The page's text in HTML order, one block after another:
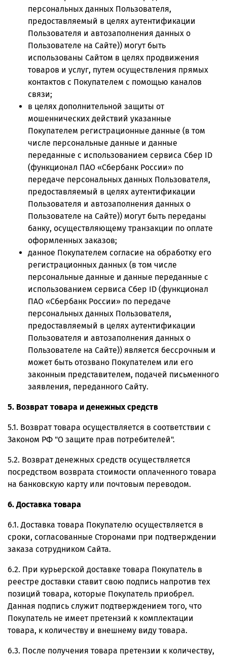
персональных данных Пользователя,
предоставляемый в целях аутентификации
Пользователя и автозаполнения данных о
Пользователе на Сайте)) могут быть
использованы Сайтом в целях продвижения
товаров и услуг, путем осуществления прямых
контактов с Покупателем с помощью каналов
связи;
в целях дополнительной защиты от
мошеннических действий указанные
Покупателем регистрационные данные (в том
числе персональные данные и данные
переданные с использованием сервиса Сбер ID
(функционал ПАО «Сбербанк России» по
передаче персональных данных Пользователя,
предоставляемый в целях аутентификации
Пользователя и автозаполнения данных о
Пользователе на Сайте)) могут быть переданы
банку, осуществляющему транзакции по оплате
оформленных заказов;
данное Покупателем согласие на обработку его
регистрационных данных (в том числе
персональные данные и данные переданные с
использованием сервиса Сбер ID (функционал
ПАО «Сбербанк России» по передаче
персональных данных Пользователя,
предоставляемый в целях аутентификации
Пользователя и автозаполнения данных о
Пользователе на Сайте)) является бессрочным и
может быть отозвано Покупателем или его
законным представителем, подачей письменного
заявления, переданного Сайту.
5. Возврат товара и денежных средств
5.1. Возврат товара осуществляется в соответствии с
Законом РФ "О защите прав потребителей".
5.2. Возврат денежных средств осуществляется
посредством возврата стоимости оплаченного товара
на банковскую карту или почтовым переводом.
6. Доставка товара
6.1. Доставка товара Покупателю осуществляется в
сроки, согласованные Сторонами при подтверждении
заказа сотрудником Сайта.
6.2. При курьерской доставке товара Покупатель в
реестре доставки ставит свою подпись напротив тех
позиций товара, которые Покупатель приобрел.
Данная подпись служит подтверждением того, что
Покупатель не имеет претензий к комплектации
товара, к количеству и внешнему виду товара.
6.3. После получения товара претензии к количеству,